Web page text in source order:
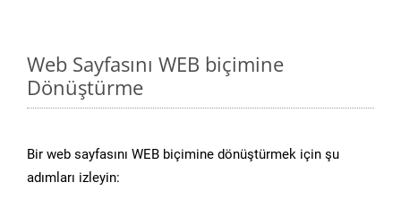
Web Sayfasını WEB biçimine
Dönüştürme
Bir web sayfasını WEB biçimine dönüştürmek için şu
adımları izleyin: